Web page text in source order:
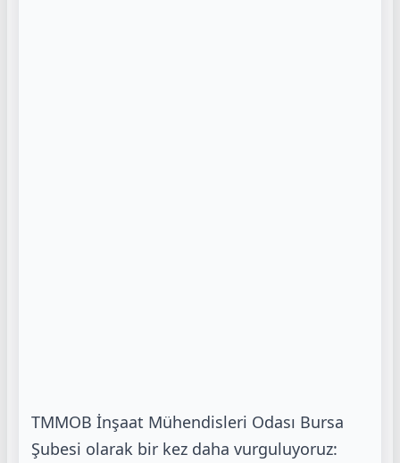
TMMOB İnşaat Mühendisleri Odası Bursa
Şubesi olarak bir kez daha vurguluyoruz: